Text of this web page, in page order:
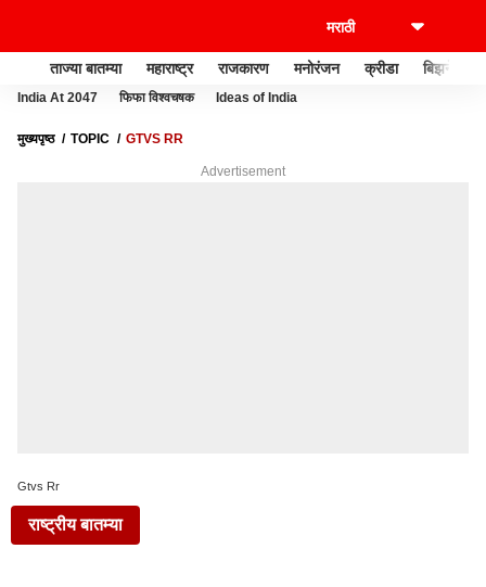
ताज्या बातम्या महाराष्ट्र राजकारण मनोरंजन क्रीडा बिझनेस
India At 2047 फिफा विश्वचषक Ideas of India
मुख्यपृष्ठ TOPIC GTVS RR
Advertisement
Gtvs Rr
राष्ट्रीय बातम्या